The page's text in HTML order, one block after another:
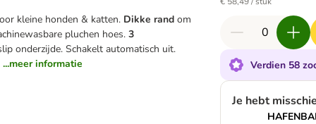
kleine honden & katten. Dikke rand om
pluchen hoes. 3
onderzijde. Schakelt automatisch uit.
...meer informatie
Verdien 58
Je hebt